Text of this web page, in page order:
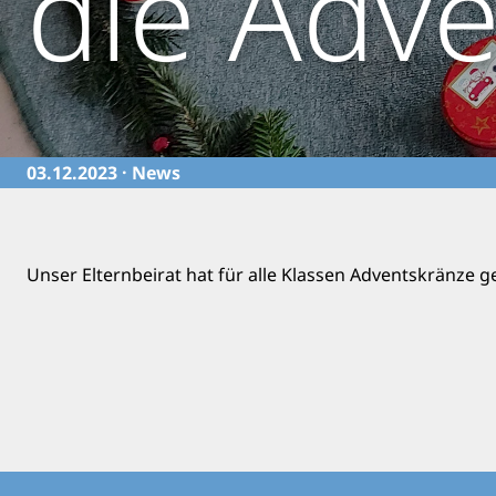
03.12.2023 · News
Unser Elternbeirat hat für alle Klassen Adventskränze